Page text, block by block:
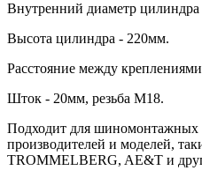
Внутренний диаметр
Высота цилиндра - 220мм.
Расстояние между
Шток - 20мм, резьба М18.
Подходит для шиномонтажных
производителей и моделей,
TROMMELBERG, AE&T и